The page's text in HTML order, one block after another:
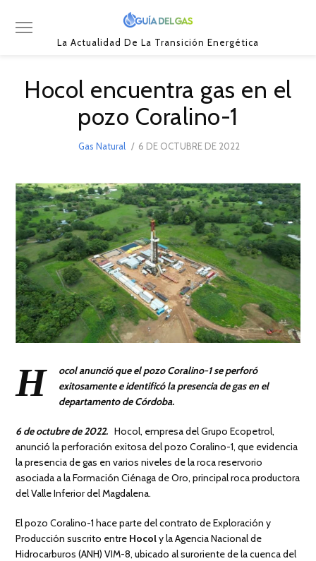
La Actualidad De La Transición Energética
Hocol encuentra gas en el
pozo Coralino-1
Gas Natural
POSTED
6 DE OCTUBRE DE 2022
DE
2022
H
ocol anunció que el pozo Coralino-1 se perforó
exitosamente e identificó la presencia de gas en el
departamento de Córdoba.
6 de octubre de 2022. Hocol, empresa del Grupo Ecopetrol,
anunció la perforación exitosa del pozo Coralino-1, que evidencia
la presencia de gas en varios niveles de la roca reservorio
asociada a la Formación Ciénaga de Oro, principal roca productora
del Valle Inferior del Magdalena.
El pozo Coralino-1 hace parte del contrato de Exploración y
Producción suscrito entre Hocoly la Agencia Nacional de
Hidrocarburos (ANH) VIM-8, ubicado al suroriente de la cuenca del